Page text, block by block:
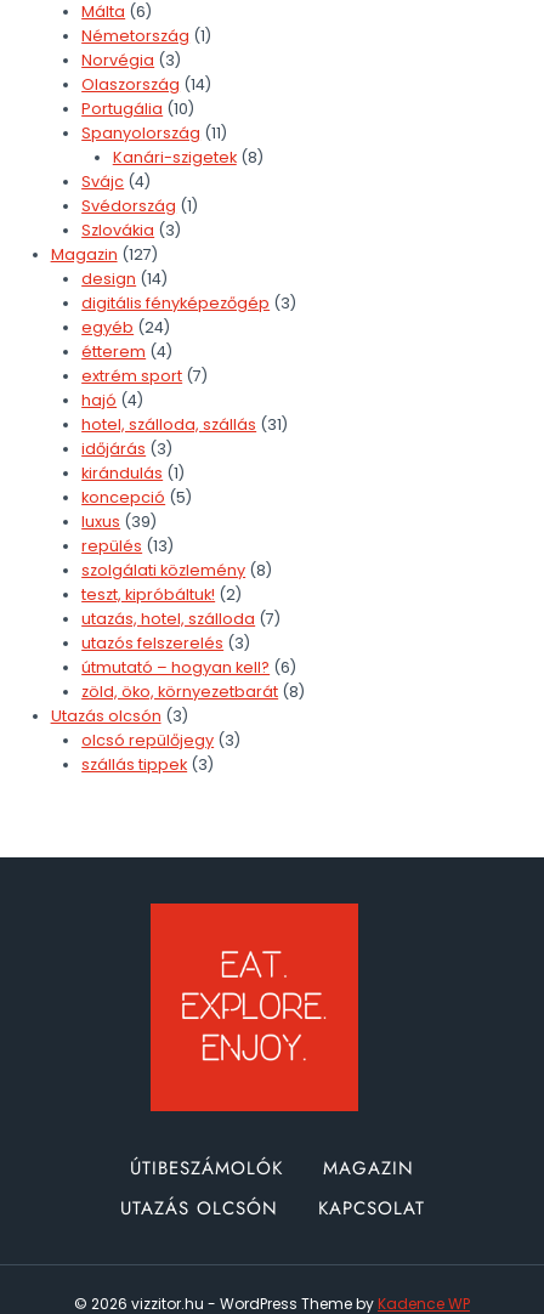
Málta (6)
Németország (1)
Norvégia (3)
Olaszország (14)
Portugália (10)
Spanyolország (11)
Kanári-szigetek(8)
Svájc (4)
Svédország (1)
Szlovákia (3)
Magazin (127)
design (14)
digitális fényképezőgép (3)
egyéb (24)
étterem (4)
extrém sport (7)
hajó (4)
hotel, szálloda, szállás (31)
időjárás (3)
kirándulás (1)
koncepció (5)
luxus (39)
repülés (13)
szolgálati közlemény (8)
teszt, kipróbáltuk! (2)
utazás, hotel, szálloda (7)
utazós felszerelés (3)
útmutató – hogyan kell? (6)
zöld, öko, környezetbarát (8)
Utazás olcsón (3)
olcsó repülőjegy (3)
szállás tippek (3)
ÚTIBESZÁMOLÓK
MAGAZIN
UTAZÁS OLCSÓN
KAPCSOLAT
© 2026 vizzitor.hu - WordPress Theme byKadence WP